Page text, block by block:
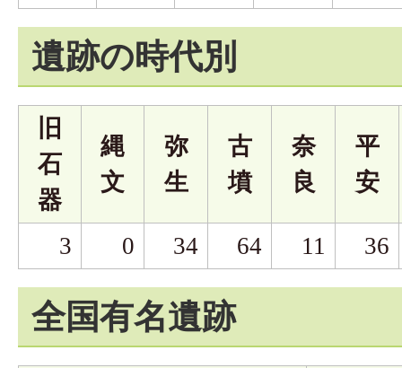
遺跡の時代別
旧
石
器
縄
文
弥
生
古
墳
奈
良
平
安
3 0 34 64 11 36
全国有名遺跡